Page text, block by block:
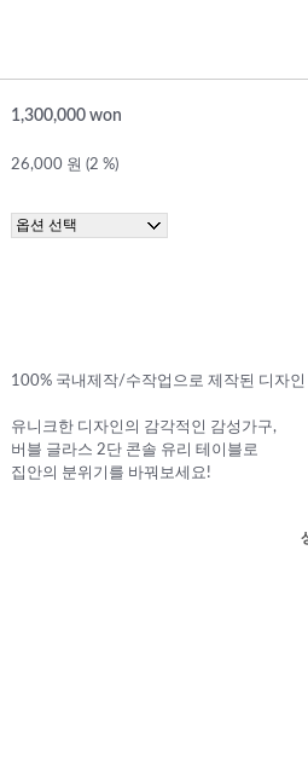
1,300,000 won
26,000 원 (2 %)
100% 국내제작/수작업으로 제작된 디자
유니크한 디자인의 감각적인 감성가구,
버블 글라스 2단 콘솔 유리 테이블로
집안의 분위기를 바꿔보세요!